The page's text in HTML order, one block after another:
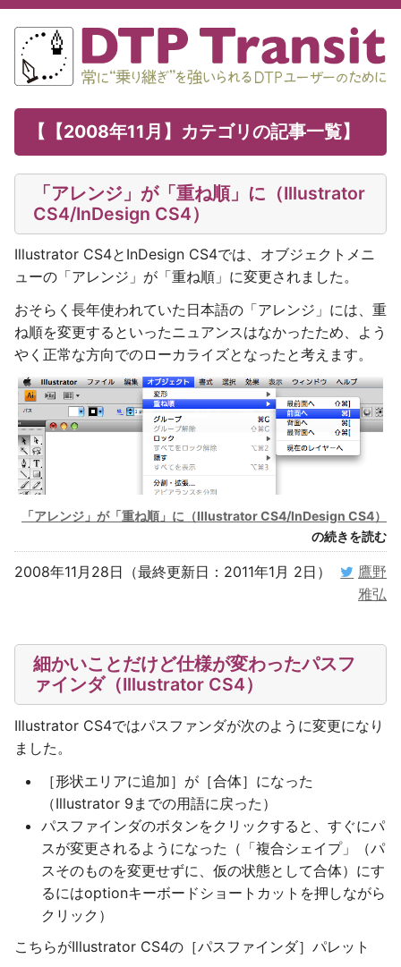
【【2008年11月】カテゴリの記事一覧】
「アレンジ」が「重ね順」に（Illustrator
CS4/InDesign CS4）
Illustrator CS4とInDesign CS4では、オブジェクトメニ
ューの「アレンジ」が「重ね順」に変更されました。
おそらく長年使われていた日本語の「アレンジ」には、重
ね順を変更するといったニュアンスはなかったため、よう
やく正常な方向でのローカライズとなったと考えます。
「アレンジ」が「重ね順」に（Illustrator CS4/InDesign CS4）
の続きを読む
2008年11月28日（最終更新日：2011年1月 2日）
鷹野
雅弘
細かいことだけど仕様が変わったパスフ
ァインダ（Illustrator CS4）
Illustrator CS4ではパスファンダが次のように変更になり
ました。
［形状エリアに追加］が［合体］になった
（Illustrator 9までの用語に戻った）
パスファインダのボタンをクリックすると、すぐにパ
スが変更されるようになった（「複合シェイプ」（パ
スそのものを変更せずに、仮の状態として合体）にす
るにはoptionキーボードショートカットを押しながら
クリック）
こちらがIllustrator CS4の［パスファインダ］パレット